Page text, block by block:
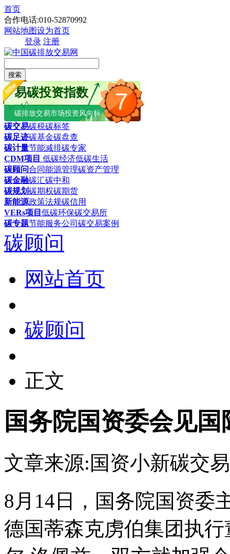
首页
合作电话:010-52870992
网站地图设为首页
登录 注册
搜索
7
易碳投资指数
碳排放交易市场投资风向标
碳交易碳税碳标签
碳足迹碳基金碳盘查
碳计量节能减排碳专家
CDM项目 低碳经济低碳生活
碳顾问合同能源管理碳资产管理
碳金融碳汇碳中和
碳规划碳期权碳期货
新能源政策法规碳信用
VERs项目 低碳环保碳交易所
碳专题节能服务公司 碳交易案例
碳顾问
网站首页
碳顾问
正文
国务院国资委会见
文章来源:国资小新碳交
8月14日，国务院国资委
德国蒂森克虏伯集团执